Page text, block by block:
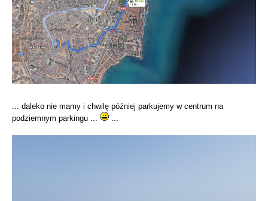
... daleko nie mamy i chwilę później parkujemy w centrum na
podziemnym parkingu ...